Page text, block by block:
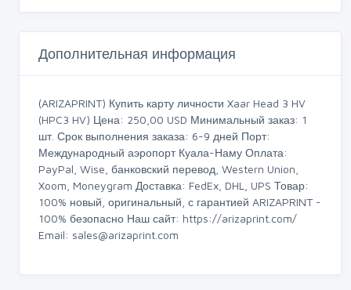
Дополнительная информация
(ARIZAPRINT) Купить карту личности Xaar Head 3 HV
(HPC3 HV) Цена: 250,00 USD Минимальный заказ: 1
шт. Срок выполнения заказа: 6-9 дней Порт:
Международный аэропорт Куала-Наму Оплата:
PayPal, Wise, банковский перевод, Western Union,
Xoom, Moneygram Доставка: FedEx, DHL, UPS Товар:
100% новый, оригинальный, с гарантией ARIZAPRINT -
100% безопасно Наш сайт: https://arizaprint.com/
Email: sales@arizaprint.com